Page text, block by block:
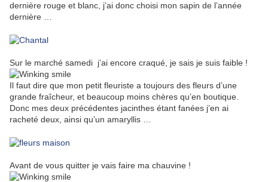
dernière rouge et blanc, j’ai donc choisi mon sapin de l’année
dernière …
Sur le marché samedi j’ai encore craqué, je sais je suis faible !
Il faut dire que mon petit fleuriste a toujours des fleurs d’une
grande fraîcheur, et beaucoup moins chères qu’en boutique.
Donc mes deux précédentes jacinthes étant fanées j’en ai
racheté deux, ainsi qu’un amaryllis …
Avant de vous quitter je vais faire ma chauvine !